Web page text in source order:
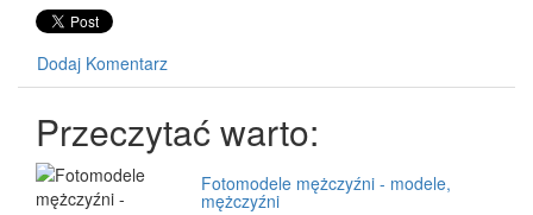
Dodaj Komentarz
Przeczytać warto:
Fotomodele mężczyźni - modele,
mężczyźni